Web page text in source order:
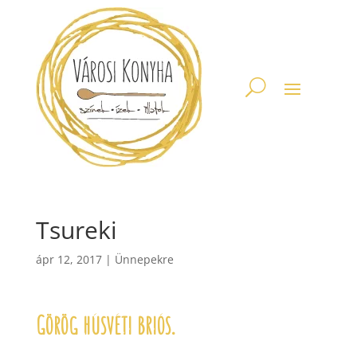
Tsureki
ápr 12, 2017| Ünnepekre
Görög húsvéti briós.